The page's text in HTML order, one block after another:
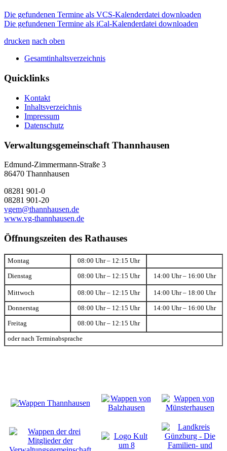
Die gefundenen Termine als VCS-Kalenderdatei downloaden
Die gefundenen Termine als iCal-Kalenderdatei downloaden
drucken nach oben
Gesamtinhaltsverzeichnis
Quicklinks
Kontakt
Inhaltsverzeichnis
Impressum
Datenschutz
Verwaltungsgemeinschaft Thannhausen
Edmund-Zimmermann-Straße 3
86470 Thannhausen
08281 901-0
08281 901-20
vgem@thannhausen.de
www.vg-thannhausen.de
Öffnungszeiten des Rathauses
Montag 08:00 Uhr – 12:15 Uhr
Dienstag 08:00 Uhr – 12:15 Uhr 14:00 Uhr – 16:00 Uhr
Mittwoch 08:00 Uhr – 12:15 Uhr 14:00 Uhr – 18:00 Uhr
Donnerstag 08:00 Uhr – 12:15 Uhr 14:00 Uhr – 16:00 Uhr
Freitag 08:00 Uhr – 12:15 Uhr
oder nach Terminabsprache